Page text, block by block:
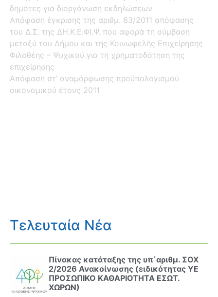
δημότες για διοργάνωση εκδηλώσεων
Απόφαση έγκρισης της αριθμ. 63/2011 απόφασης
του Δ.Σ. της ΔΗ.Κ.Ε.ΦΙ.Ψ. που αφορά τη σύμβαση
μεταξύ του Δήμου και της Κοινωφελής Επιχείρησης
Φιλοθέης – Ψυχικού για τη χρηματοδότηση της
επιχείρησης
Απόφαση στ’ αναμόρφωσης προϋπολογισμού
οικονομικού έτους 2011
Τελευταία Νέα
Πίνακας κατάταξης της υπ΄αριθμ. ΣΟΧ
2/2026 Ανακοίνωσης (ειδικότητας ΥΕ
ΠΡΟΣΩΠΙΚΟ ΚΑΘΑΡΙΟΤΗΤΑ ΕΣΩΤ.
ΧΩΡΩΝ)